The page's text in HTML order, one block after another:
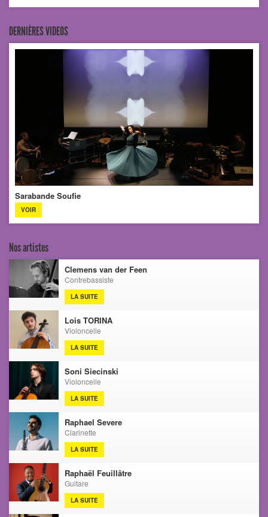
DERNIÈRES VIDEOS
Sarabande Soufie
VOIR
Nos artistes
Clemens van der Feen
Contrebassiste
LA SUITE
Lois TORINA
Violoncelle
LA SUITE
Soni Siecinski
Violoncelle
LA SUITE
Raphael Severe
Clarinette
LA SUITE
Raphaël Feuillâtre
Guitare
LA SUITE